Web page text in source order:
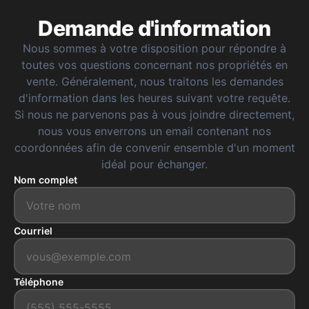
Demande d'information
Nous sommes à votre disposition pour répondre à
toutes vos questions concernant nos propriétés en
vente. Généralement, nous traitons les demandes
d'information dans les heures suivant votre requête.
Si nous ne parvenons pas à vous joindre directement,
nous vous enverrons un email contenant nos
coordonnées afin de convenir ensemble d'un moment
idéal pour échanger.
Nom complet
Courriel
Téléphone